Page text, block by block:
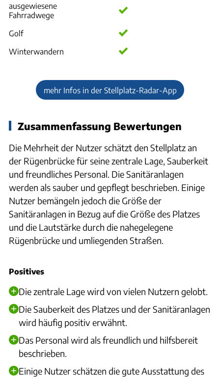
ausgewiesene
Fahrradwege
Golf
Winterwandern
mehr Infos in der Stellplatz-Radar-App
Zusammenfassung Bewertungen
Die Mehrheit der Nutzer schätzt den Stellplatz an
der Rügenbrücke für seine zentrale Lage, Sauberkeit
und freundliches Personal. Die Sanitäranlagen
werden als sauber und gepflegt beschrieben. Einige
Nutzer bemängeln jedoch die Größe der
Sanitäranlagen in Bezug auf die Größe des Platzes
und die Lautstärke durch die nahegelegene
Rügenbrücke und umliegenden Straßen.
Positives
Die zentrale Lage wird von vielen Nutzern gelobt.
Die Sauberkeit des Platzes und der Sanitäranlagen
wird häufig positiv erwähnt.
Das Personal wird als freundlich und hilfsbereit
beschrieben.
Einige Nutzer schätzen die gute Ausstattung des